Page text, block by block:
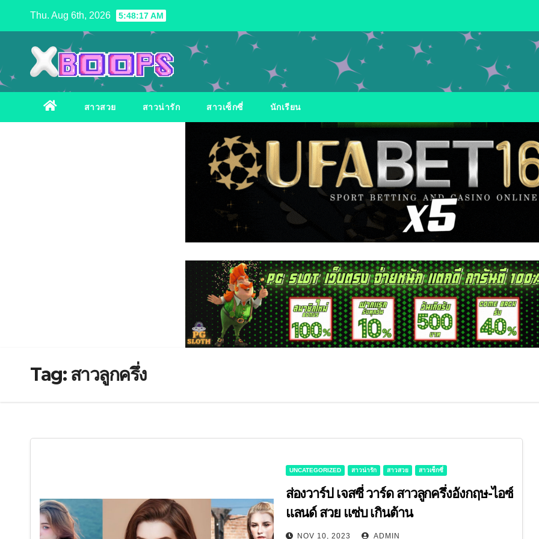
Thu. Aug 6th, 2026 5:48:19 AM
สาวสวย สาวน่ารัก สาวเซ็กซี่ นักเรียน
Tag:สาวลูกครึ่ง
UNCATEGORIZED สาวน่ารัก สาวสวย สาวเซ็กซี่
ส่องวาร์ป เจสซี่ วาร์ด สาวลูกครึ่งอังกฤษ-ไอซ์
แลนด์ สวย แซ่บ เกินต้าน
NOV 10, 2023 ADMIN